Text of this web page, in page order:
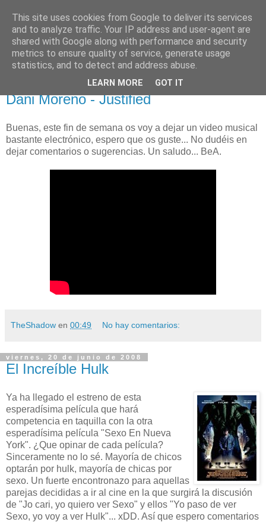
Sinister Software
Página oficial del grupo de desarrollo
domingo, 22 de junio de 2008
Dani Moreno - Justified
Buenas, este fin de semana os voy a dejar un video musical
bastante electrónico, espero que os guste... No dudéis en
dejar comentarios o sugerencias. Un saludo... BeA.
TheShadow en 00:49 No hay comentarios:
viernes, 20 de junio de 2008
El Increíble Hulk
Ya ha llegado el estreno de esta
esperadísima película que hará
competencia en taquilla con la otra
esperadísima película "Sexo En Nueva
York". ¿Que opinar de cada película?
Sinceramente no lo sé. Mayoría de chicos
optarán por hulk, mayoría de chicas por
sexo. Un fuerte encontronazo para aquellas
parejas decididas a ir al cine en la que surgirá la discusión
de "Jo cari, yo quiero ver Sexo" y ellos "Yo paso de ver
Sexo, yo voy a ver Hulk"... xDD. Así que espero comentarios
This site uses cookies from Google to deliver its services
and to analyze traffic. Your IP address and user-agent are
shared with Google along with performance and security
metrics to ensure quality of service, generate usage
statistics, and to detect and address abuse.
LEARN MORE GOT IT